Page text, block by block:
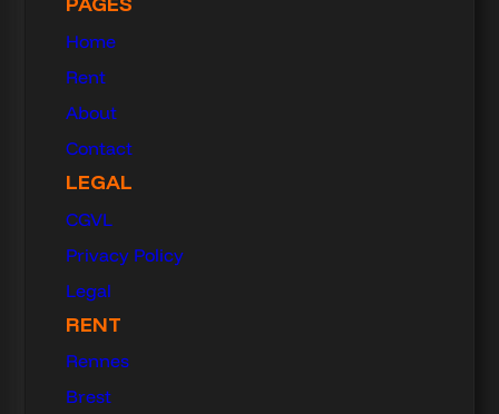
Home
Rent
About
Contact
LEGAL
CGVL
Privacy Policy
Legal
RENT
Rennes
Brest